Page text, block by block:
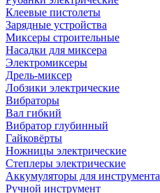
Клеевые пистолеты
Зарядные устройства
Миксеры строительные
Насадки для миксера
Электромиксеры
Дрель-миксер
Лобзики электрические
Вибраторы
Вал гибкий
Вибратор глубинный
Гайковёрты
Ножницы электрические
Степлеры электрические
Аккумуляторы для инструмента
Ручной инструмент